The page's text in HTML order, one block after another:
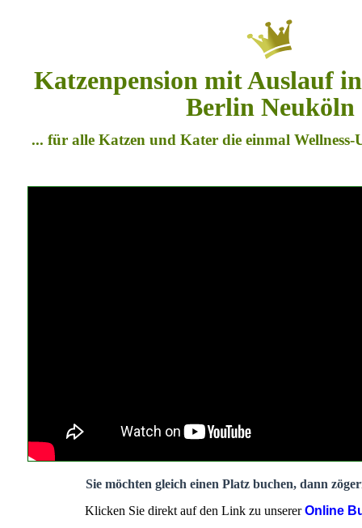
Katzenpension mit Auslauf
Berlin Neuköln
... für alle Katzen und Kater die einmal
Sie möchten gleich einen Platz buchen, dann
Klicken Sie direkt auf den Link zu unsererOnline